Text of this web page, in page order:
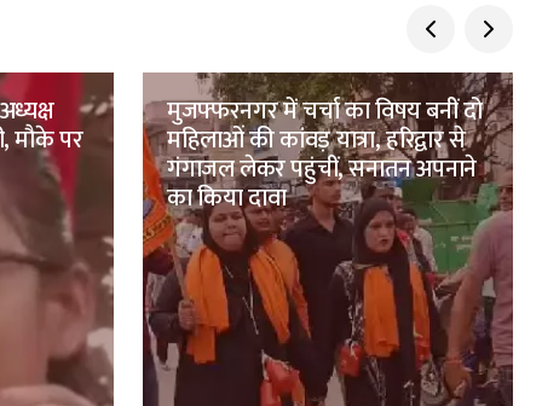
मौके पर
मुजफ्फरनगर में चर्चा का विषय बनीं दो
महिलाओं की कांवड़ यात्रा, हरिद्वार से
गंगाजल लेकर पहुंचीं, सनातन अपनाने
का किया दावा